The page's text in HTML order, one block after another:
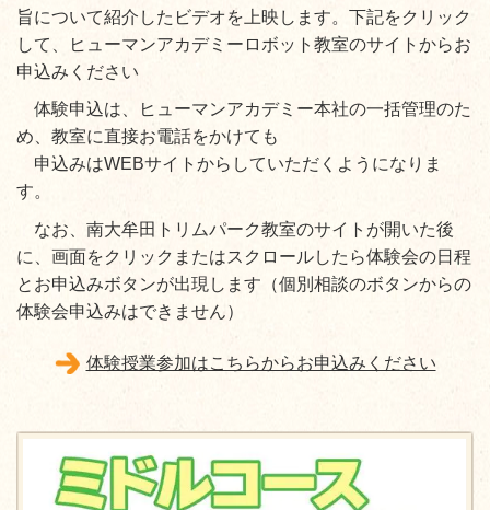
旨について紹介したビデオを上映します。下記をクリック
して、ヒューマンアカデミーロボット教室のサイトからお
申込みください
体験申込は、ヒューマンアカデミー本社の一括管理のた
め、教室に直接お電話をかけても
申込みはWEBサイトからしていただくようになりま
す。
なお、南大牟田トリムパーク教室のサイトが開いた後
に、画面をクリックまたはスクロールしたら体験会の日程
とお申込みボタンが出現します（個別相談のボタンからの
体験会申込みはできません）
体験授業参加はこちらからお申込みください